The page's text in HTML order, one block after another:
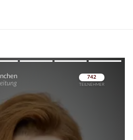
Überspringen